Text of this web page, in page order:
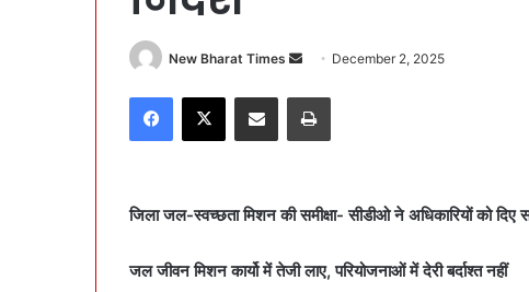
New Bharat Times
n
d
e
a
December 2, 2025
जिला जल-स्वच्छता मिशन की समीक्षा- सीडीओ ने अधिकारियों को दिए
जल जीवन मिशन कार्यो में तेजी लाए, परियोजनाओं में देरी बर्दाश्त नहीं